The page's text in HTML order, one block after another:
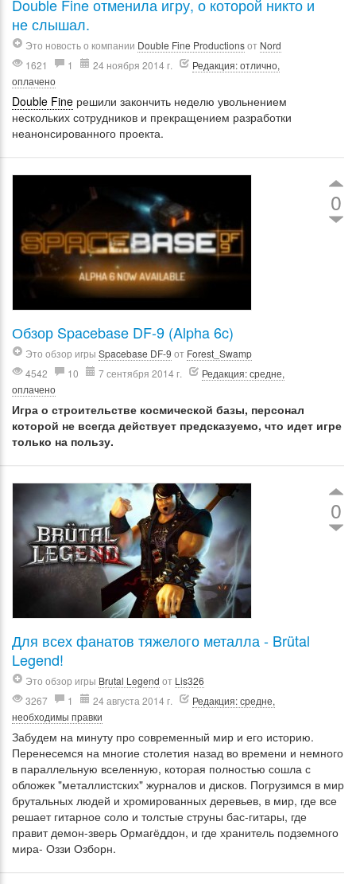
Double Fine отменила игру, о которой никто и
не слышал.
Это новость о компании Double Fine Productionsот Nord
1621
1 24 ноября 2014 г.
Редакция: отлично,
оплачено
Double Fine решили закончить неделю увольнением
нескольких сотрудников и прекращением разработки
неанонсированного проекта.
0
Обзор Spacebase DF-9 (Alpha 6c)
Это обзор игры Spacebase DF-9 от Forest_Swamp
4542
10 7 сентября 2014 г.
Редакция: средне,
оплачено
Игра о строительстве космической базы, персонал
которой не всегда действует предсказуемо, что идет игре
только на пользу.
0
Для всех фанатов тяжелого металла - Brütal
Legend!
Это обзор игры Brutal Legend от Lis326
3267
1 24 августа 2014 г.
Редакция: средне,
необходимы правки
Забудем на минуту про современный мир и его историю.
Перенесемся на многие столетия назад во времени и немного
в параллельную вселенную, которая полностью сошла с
обложек "металлистских" журналов и дисков. Погрузимся в мир
брутальных людей и хромированных деревьев, в мир, где все
решает гитарное соло и толстые струны бас-гитары, где
правит демон-зверь Ормагёддон, и где хранитель подземного
мира- Оззи Озборн.